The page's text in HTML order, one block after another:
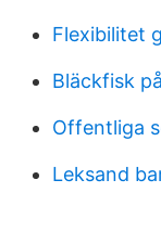
Flexibilitet
Bläckfisk
Offentliga
Leksand